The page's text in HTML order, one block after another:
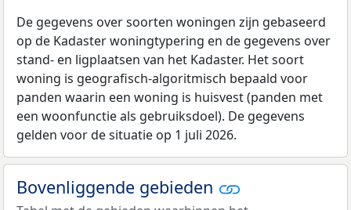
De gegevens over soorten woningen zijn gebaseerd
op de Kadaster woningtypering en de gegevens over
stand- en ligplaatsen van het Kadaster. Het soort
woning is geografisch-algoritmisch bepaald voor
panden waarin een woning is huisvest (panden met
een woonfunctie als gebruiksdoel). De gegevens
gelden voor de situatie op 1 juli 2026.
Bovenliggende gebieden